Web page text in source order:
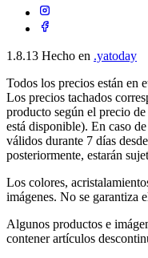
1.8.13 Hecho en .yatoday
Todos los precios están en
Los precios tachados
producto según el precio
está disponible). En caso
válidos durante 7 días
posteriormente, estarán
Los colores,
imágenes. No se garantiza
Algunos productos e
contener artículos